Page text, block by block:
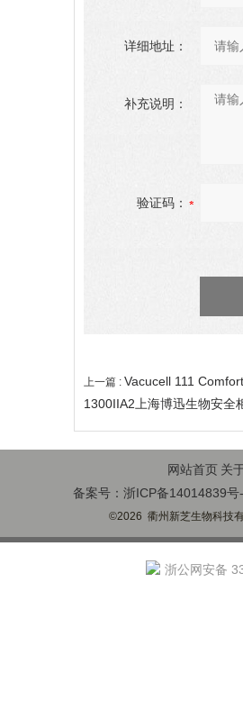
详细地址：
补充说明：
验证码：
上一篇 : Vacucell 111
1300IIA2上海博迅生物安全
网站首页 关
备案号：浙ICP备14014839号
©2026 衢州新芝生物科技
浙公网安备